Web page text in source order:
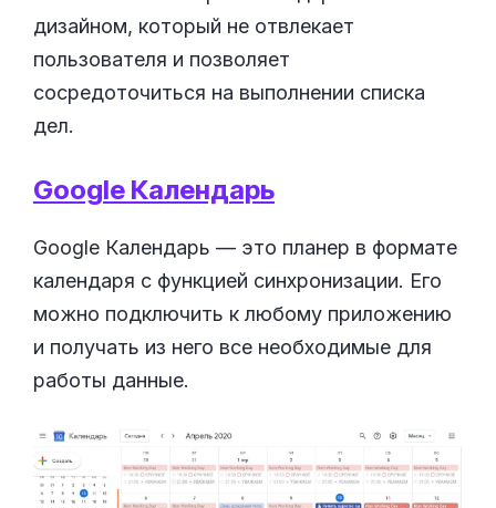
дизайном, который не отвлекает
пользователя и позволяет
сосредоточиться на выполнении списка
дел.
Google Календарь
Google Календарь — это планер в формате
календаря с функцией синхронизации. Его
можно подключить к любому приложению
и получать из него все необходимые для
работы данные.